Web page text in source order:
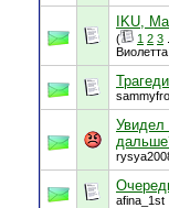
IKU,
( 1 2 3
Виолетта
Увидел
afina_1st